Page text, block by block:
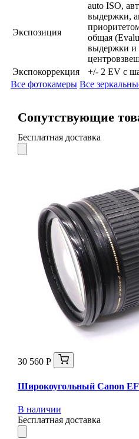
Экспозиция
auto ISO,
выдержки,
общая
выдержки и
Экспокоррекция
+/- 2 EV с
Все фотокамеры Все
Сопутствующие
Бесплатная доставка
30 560 Р
Широкоугольный Canon
В наличии
Бесплатная доставка